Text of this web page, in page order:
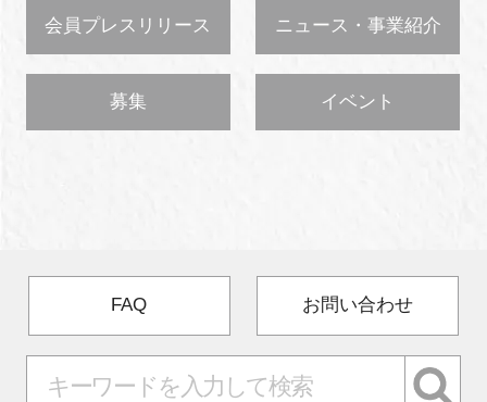
会員プレスリリース ニュース・事業紹介
募集 イベント
FAQ お問い合わせ